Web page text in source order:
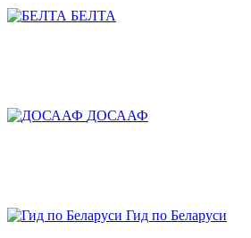
БЕЛТА
ДОСААФ
Гид по Беларуси